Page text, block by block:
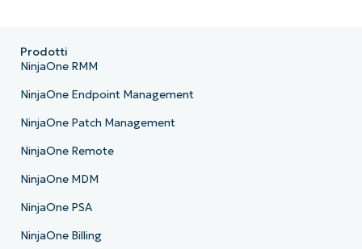
Prodotti
NinjaOne RMM
NinjaOne Endpoint Management
NinjaOne Patch Management
NinjaOne Remote
NinjaOne MDM
NinjaOne PSA
NinjaOne Billing